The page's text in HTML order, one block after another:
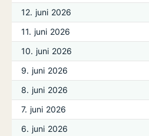
12. juni 2026
11. juni 2026
10. juni 2026
9. juni 2026
8. juni 2026
7. juni 2026
6. juni 2026